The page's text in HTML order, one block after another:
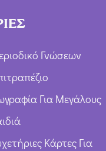
Γνώσεων
Για Μεγάλους
Κάρτες Για